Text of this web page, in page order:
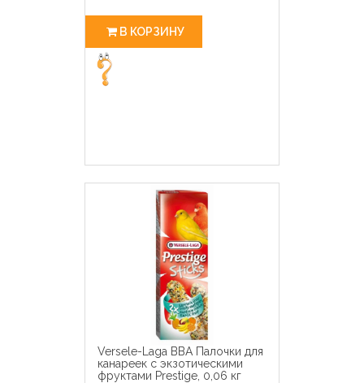
В КОРЗИНУ
Versele-Laga ВВА Палочки для
канареек с экзотическими
фруктами Prestige, 0,06 кг